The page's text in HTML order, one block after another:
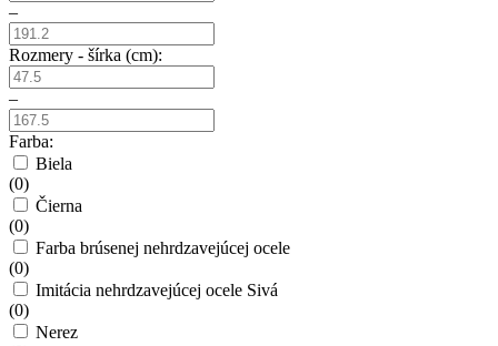
–
Rozmery - šírka (cm):
–
Farba:
Biela
(0)
Čierna
(0)
Farba brúsenej nehrdzavejúcej ocele
(0)
Imitácia nehrdzavejúcej ocele Sivá
(0)
Nerez